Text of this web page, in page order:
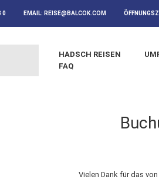
0 EMAIL: REISE@BALCOK.COM
HADSCH REISEN
FAQ
Vielen Dank für das